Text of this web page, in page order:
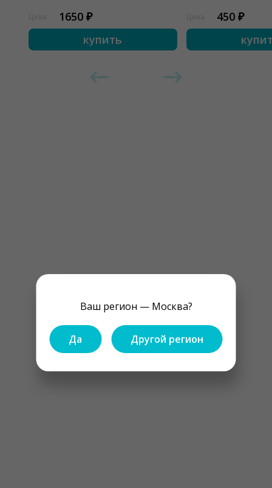
Ваш регион — Москва?
Да Другой регион
1650 ₽
купить
450 ₽